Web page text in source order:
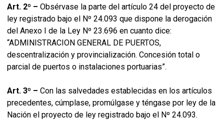
Art. 2º – Obsérvase la parte del artículo 24 del proyecto de
ley registrado bajo el Nº 24.093 que dispone la derogación
del Anexo I de la Ley Nº 23.696 en cuanto dice:
“ADMINISTRACION GENERAL DE PUERTOS,
descentralización y provincialización. Concesión total o
parcial de puertos o instalaciones portuarias”.
Art. 3º – Con las salvedades establecidas en los artículos
precedentes, cúmplase, promúlgase y téngase por ley de la
Nación el proyecto de ley registrado bajo el Nº 24.093.